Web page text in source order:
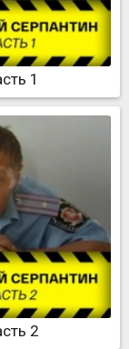
1
2